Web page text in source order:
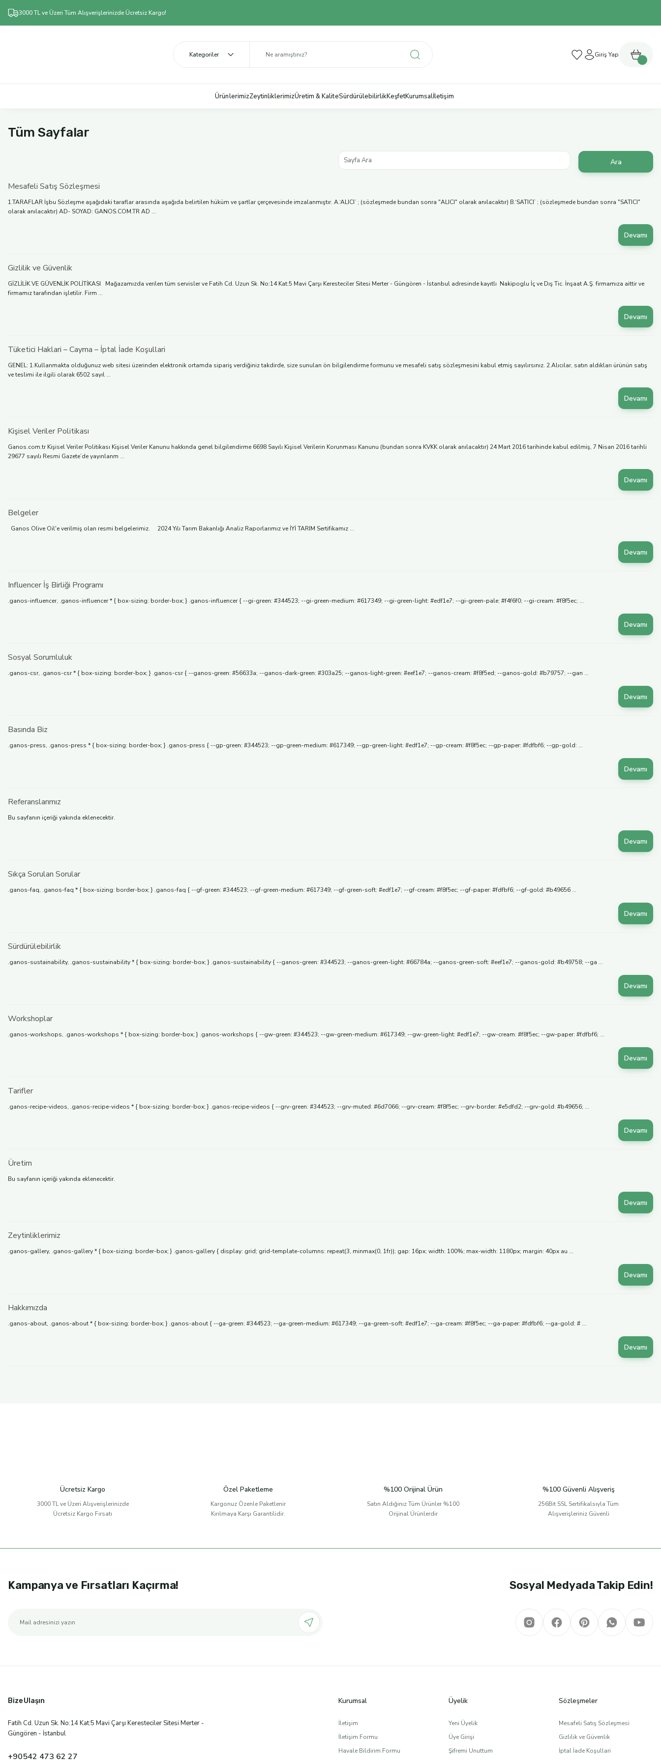
3000 TL ve Üzeri Tüm Alışverişlerinizde Ücretsiz Kargo!
Giriş Yap
ÜrünlerimizZeytinliklerimizÜretim & KaliteSürdürülebilirlikKeşfetKurumsalİletişim
Tüm Sayfalar
Mesafeli Satış Sözleşmesi
1.TARAFLAR İşbu Sözleşme aşağıdaki taraflar arasında aşağıda belirtilen hüküm ve şartlar çerçevesinde imzalanmıştır. A.‘ALICI’ ; (sözleşmede bundan sonra "ALICI" olarak anılacaktır) B.‘SATICI’ ; (sözleşmede bundan sonra "SATICI"
olarak anılacaktır) AD- SOYAD: GANOS.COM.TR AD ...
Devamı
Gizlilik ve Güvenlik
GİZLİLİK VE GÜVENLİK POLİTİKASI Mağazamızda verilen tüm servisler ve Fatih Cd. Uzun Sk. No:14 Kat:5 Mavi Çarşı Keresteciler Sitesi Merter - Güngören - İstanbul adresinde kayıtlı Nakipoglu İç ve Dış Tic. İnşaat A.Ş. firmamıza aittir ve
firmamız tarafından işletilir. Firm ...
Devamı
Tüketici Haklari – Cayma – İptal İade Koşullari
GENEL: 1.Kullanmakta olduğunuz web sitesi üzerinden elektronik ortamda sipariş verdiğiniz takdirde, size sunulan ön bilgilendirme formunu ve mesafeli satış sözleşmesini kabul etmiş sayılırsınız. 2.Alıcılar, satın aldıkları ürünün satış
ve teslimi ile ilgili olarak 6502 sayıl ...
Devamı
Kişisel Veriler Politikası
Ganos.com.tr Kişisel Veriler Politikası Kişisel Veriler Kanunu hakkında genel bilgilendirme 6698 Sayılı Kişisel Verilerin Korunması Kanunu (bundan sonra KVKK olarak anılacaktır) 24 Mart 2016 tarihinde kabul edilmiş, 7 Nisan 2016 tarihli
29677 sayılı Resmi Gazete’de yayınlanm ...
Devamı
Belgeler
Ganos Olive Oil'e verilmiş olan resmi belgelerimiz. 2024 Yılı Tarım Bakanlığı Analiz Raporlarımız ve İYİ TARIM Sertifikamız ...
Devamı
Influencer İş Birliği Programı
.ganos-influencer, .ganos-influencer * { box-sizing: border-box; } .ganos-influencer { --gi-green: #344523; --gi-green-medium: #617349; --gi-green-light: #edf1e7; --gi-green-pale: #f4f6f0; --gi-cream: #f8f5ec; ...
Devamı
Sosyal Sorumluluk
.ganos-csr, .ganos-csr * { box-sizing: border-box; } .ganos-csr { --ganos-green: #56633a; --ganos-dark-green: #303a25; --ganos-light-green: #eef1e7; --ganos-cream: #f8f5ed; --ganos-gold: #b79757; --gan ...
Devamı
Basında Biz
.ganos-press, .ganos-press * { box-sizing: border-box; } .ganos-press { --gp-green: #344523; --gp-green-medium: #617349; --gp-green-light: #edf1e7; --gp-cream: #f8f5ec; --gp-paper: #fdfbf6; --gp-gold: ...
Devamı
Referanslarımız
Bu sayfanın içeriği yakında eklenecektir.
Devamı
Sıkça Sorulan Sorular
.ganos-faq, .ganos-faq * { box-sizing: border-box; } .ganos-faq { --gf-green: #344523; --gf-green-medium: #617349; --gf-green-soft: #edf1e7; --gf-cream: #f8f5ec; --gf-paper: #fdfbf6; --gf-gold: #b49656 ...
Devamı
Sürdürülebilirlik
.ganos-sustainability, .ganos-sustainability * { box-sizing: border-box; } .ganos-sustainability { --ganos-green: #344523; --ganos-green-light: #66784a; --ganos-green-soft: #eef1e7; --ganos-gold: #b49758; --ga ...
Devamı
Workshoplar
.ganos-workshops, .ganos-workshops * { box-sizing: border-box; } .ganos-workshops { --gw-green: #344523; --gw-green-medium: #617349; --gw-green-light: #edf1e7; --gw-cream: #f8f5ec; --gw-paper: #fdfbf6; ...
Devamı
Tarifler
.ganos-recipe-videos, .ganos-recipe-videos * { box-sizing: border-box; } .ganos-recipe-videos { --grv-green: #344523; --grv-muted: #6d7066; --grv-cream: #f8f5ec; --grv-border: #e5dfd2; --grv-gold: #b49656; ...
Devamı
Üretim
Bu sayfanın içeriği yakında eklenecektir.
Devamı
Zeytinliklerimiz
.ganos-gallery, .ganos-gallery * { box-sizing: border-box; } .ganos-gallery { display: grid; grid-template-columns: repeat(3, minmax(0, 1fr)); gap: 16px; width: 100%; max-width: 1180px; margin: 40px au ...
Devamı
Hakkımızda
.ganos-about, .ganos-about * { box-sizing: border-box; } .ganos-about { --ga-green: #344523; --ga-green-medium: #617349; --ga-green-soft: #edf1e7; --ga-cream: #f8f5ec; --ga-paper: #fdfbf6; --ga-gold: # ...
Devamı
Ücretsiz Kargo
3000 TL ve Üzeri Alışverişlerinizde
Ücretsiz Kargo Fırsatı
Özel Paketleme
Kargonuz Özenle Paketlenir
Kırılmaya Karşı Garantilidir.
%100 Orijinal Ürün
Satın Aldığınız Tüm Ürünler %100
Orijinal Ürünlerdir
%100 Güvenli Alışveriş
256Bit SSL Sertifikalsıyla Tüm
Alışverişleriniz Güvenli
Kampanya ve Fırsatları Kaçırma! Sosyal Medyada Takip Edin!
Bize Ulaşın
Fatih Cd. Uzun Sk. No:14 Kat:5 Mavi Çarşı Keresteciler Sitesi Merter -
Güngören - İstanbul
+90542 473 62 27
Kurumsal
İletişim
İletişim Formu
Havale Bildirim Formu
Üyelik
Yeni Üyelik
Üye Girişi
Şifremi Unuttum
Sözleşmeler
Mesafeli Satış Sözleşmesi
Gizlilik ve Güvenlik
İptal İade Koşullari